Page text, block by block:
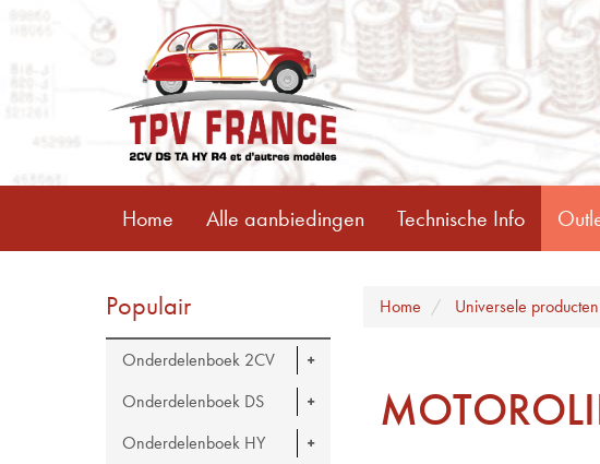
Home Alle aanbiedingen Technische Info
Populair
Onderdelenboek 2CV
Onderdelenboek DS
Onderdelenboek HY
Home Universele producten